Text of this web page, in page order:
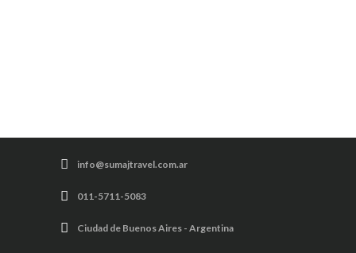
info@sumajtravel.com.ar
011-5711-5083
Ciudad de Buenos Aires - Argentina